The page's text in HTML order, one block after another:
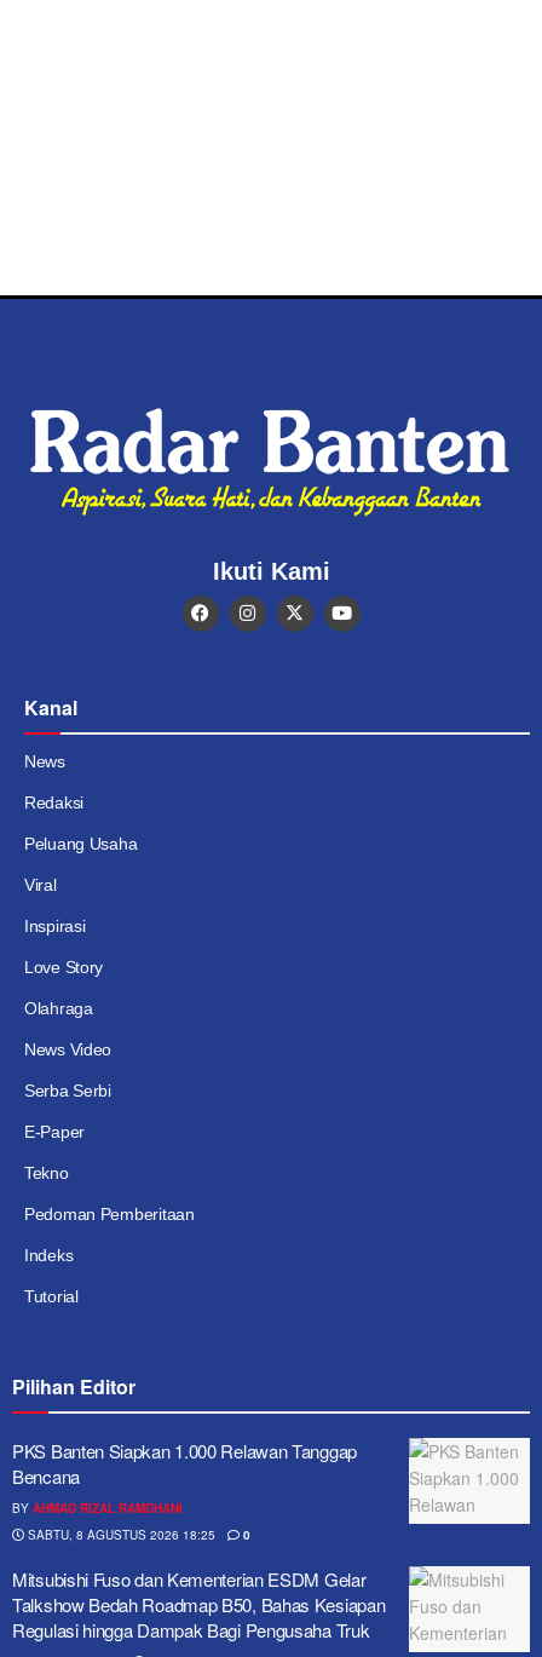
Ikuti Kami
Kanal
News
Redaksi
Peluang Usaha
Viral
Inspirasi
Love Story
Olahraga
News Video
Serba Serbi
E-Paper
Tekno
Pedoman Pemberitaan
Indeks
Tutorial
Pilihan Editor
PKS Banten Siapkan 1.000 Relawan Tanggap
Bencana
BY AHMAD RIZAL RAMDHANI
SABTU, 8 AGUSTUS 2026 18:25
0
Mitsubishi Fuso dan Kementerian ESDM Gelar
Talkshow Bedah Roadmap B50, Bahas Kesiapan
Regulasi hingga Dampak Bagi Pengusaha Truk